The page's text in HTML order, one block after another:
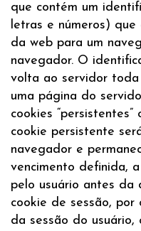
que contém um
letras e números)
da web para um
navegador. O
volta ao servidor
uma página do
cookies “persistentes”
cookie persistente
navegador e
vencimento definida,
pelo usuário antes da
cookie de sessão,
da sessão do